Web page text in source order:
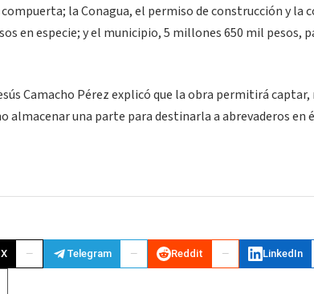
la Conagua, el permiso de construcción y la
en especie; y el municipio, 5 millones 650 mil pesos,
Camacho Pérez explicó que la obra permitirá
almacenar una parte para destinarla a abrevaderos en
X Telegram Reddit LinkedIn